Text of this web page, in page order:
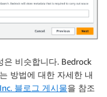
은 비슷합니다. Bedrock
방법에 대한 자세한 내
블로그 게시물을 참조